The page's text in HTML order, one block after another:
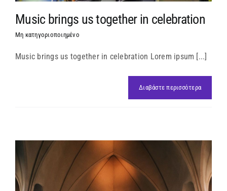
Music brings us together in celebration
Μη κατηγοριοποιημένο
Music brings us together in celebration Lorem ipsum [...]
Διαβάστε περισσότερα